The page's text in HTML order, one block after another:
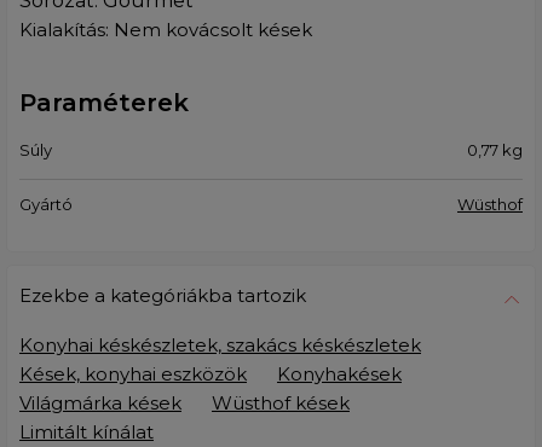
Kialakítás: Nem kovácsolt kések
Paraméterek
Súly 0,77 kg
Gyártó Wüsthof
Ezekbe a kategóriákba tartozik
Konyhai késkészletek, szakács késkészletek
Kések, konyhai eszközök
Konyhakések
Világmárka kések
Wüsthof kések
Limitált kínálat